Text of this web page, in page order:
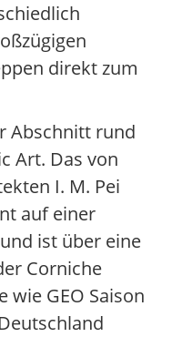
direkt zum
Abschnitt rund
Art. Das von
I. M. Pei
auf einer
ist über eine
Corniche
wie GEO Saison